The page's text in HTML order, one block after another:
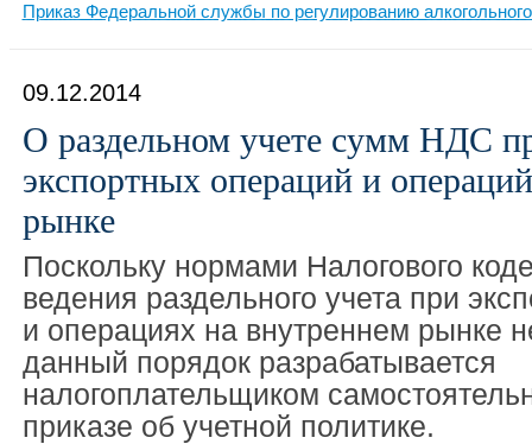
Приказ Федеральной службы по регулированию
09.12.2014
О раздельном учете сумм НДС
экспортных операций и
рынке
Поскольку нормами Налогового
ведения раздельного учета при
и операциях на внутреннем рынке
данный порядок разрабатывается
налогоплательщиком
приказе об учетной политике.